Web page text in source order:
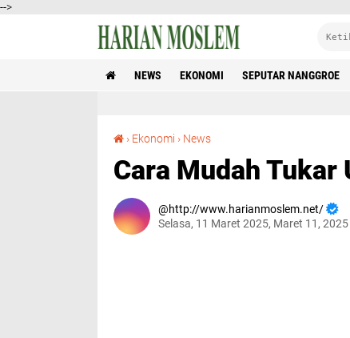
-->
NEWS EKONOMI SEPUTAR NANGGROE
› Ekonomi › News
Cara Mudah Tukar
http://www.harianmoslem.net/
Selasa, 11 Maret 2025, Maret 11, 2025